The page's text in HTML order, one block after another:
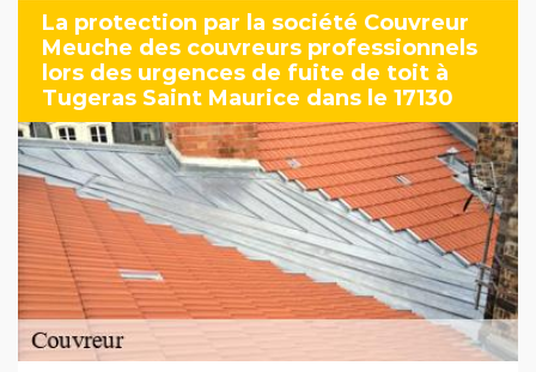
La protection par la société Couvreur
Meuche des couvreurs professionnels
lors des urgences de fuite de toit à
Tugeras Saint Maurice dans le 17130